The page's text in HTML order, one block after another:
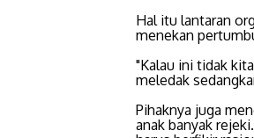
Hal itu lantaran
menekan
"Kalau ini tidak
meledak
Pihaknya juga
anak banyak